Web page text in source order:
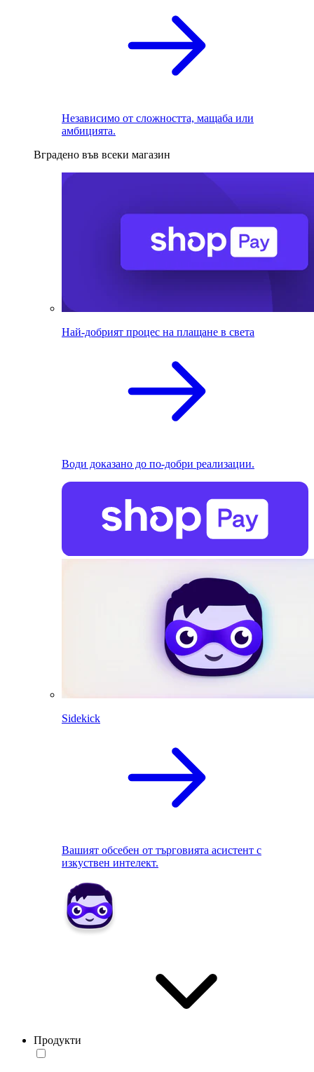
Независимо от сложността, мащаба или
амбицията.
Вградено във всеки магазин
Най-добрият процес на плащане в света
Води доказано до по-добри реализации.
Sidekick
Вашият обсебен от търговията асистент с
изкуствен интелект.
Продукти